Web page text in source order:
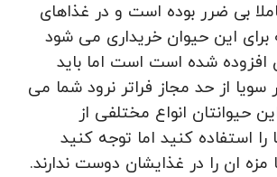
بی ضرر بوده است و در غذاهای
این حیوان خریداری می شود
افزوده شده است است اما باید
از حد مجاز فراتر نرود شما می
حیوانتان انواع مختلفی از
را استفاده کنید اما توجه کنید
ان را در غذایشان دوست ندارند.